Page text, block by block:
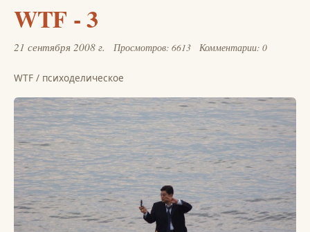
WTF - 3
21 сентября 2008 г. Просмотров: 6613 Комментарии: 0
WTF / психоделическое